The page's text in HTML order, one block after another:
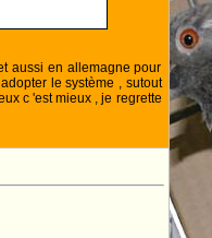
aussi en allemagne pour
le système , sutout
c 'est mieux , je regrette